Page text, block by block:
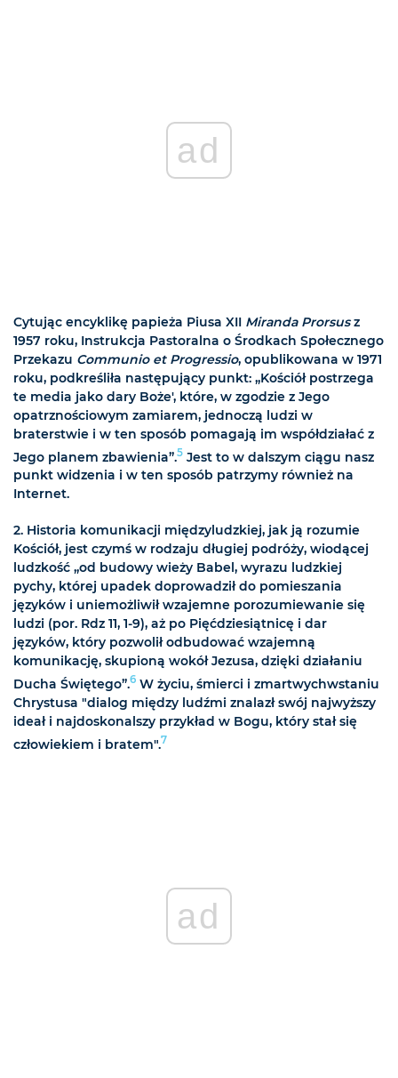
ad
Cytując encyklikę papieża Piusa XII Miranda Prorsusz
1957 roku, Instrukcja Pastoralna o Środkach Społecznego
Przekazu Communio et Progressio, opublikowana w 1971
roku, podkreśliła następujący punkt: „Kościół postrzega
te media jako dary Boże', które, w zgodzie z Jego
opatrznościowym zamiarem, jednoczą ludzi w
braterstwie i w ten sposób pomagają im współdziałać z
Jego planem zbawienia”.5 Jest to w dalszym ciągu nasz
punkt widzenia i w ten sposób patrzymy również na
Internet.
2. Historia komunikacji międzyludzkiej, jak ją rozumie
Kościół, jest czymś w rodzaju długiej podróży, wiodącej
ludzkość „od budowy wieży Babel, wyrazu ludzkiej
pychy, której upadek doprowadził do pomieszania
języków i uniemożliwił wzajemne porozumiewanie się
ludzi (por. Rdz 11, 1-9), aż po Pięćdziesiątnicę i dar
języków, który pozwolił odbudować wzajemną
komunikację, skupioną wokół Jezusa, dzięki działaniu
Ducha Świętego”.6 W życiu, śmierci i zmartwychwstaniu
Chrystusa "dialog między ludźmi znalazł swój najwyższy
ideał i najdoskonalszy przykład w Bogu, który stał się
człowiekiem i bratem".7
ad